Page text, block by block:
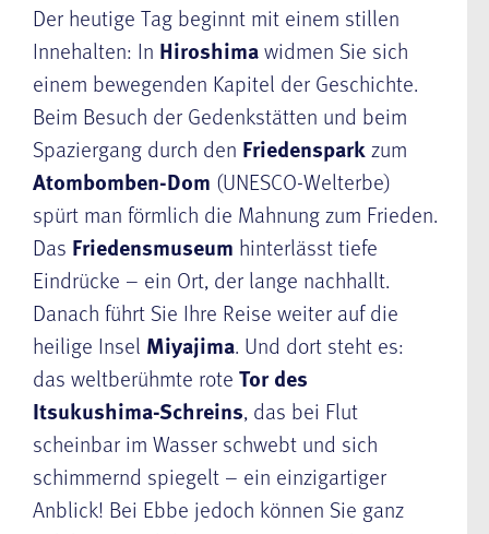
Der heutige Tag beginnt mit einem stillen
Innehalten: In Hiroshimawidmen Sie sich
einem bewegenden Kapitel der Geschichte.
Beim Besuch der Gedenkstätten und beim
Spaziergang durch den Friedensparkzum
Atombomben-Dom (UNESCO-Welterbe)
spürt man förmlich die Mahnung zum Frieden.
Das Friedensmuseum hinterlässt tiefe
Eindrücke – ein Ort, der lange nachhallt.
Danach führt Sie Ihre Reise weiter auf die
heilige Insel Miyajima. Und dort steht es:
das weltberühmte rote Tor des
Itsukushima-Schreins, das bei Flut
scheinbar im Wasser schwebt und sich
schimmernd spiegelt – ein einzigartiger
Anblick! Bei Ebbe jedoch können Sie ganz